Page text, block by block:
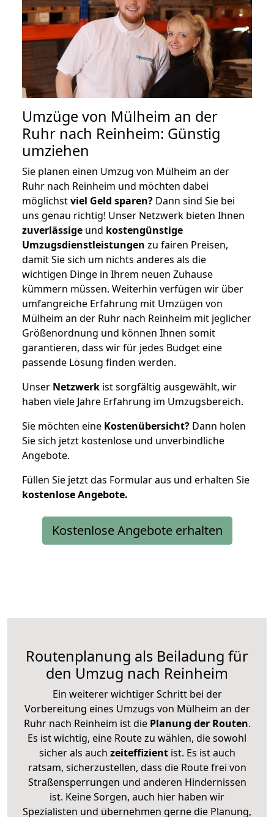
Umzüge von Mülheim an der
Ruhr nach Reinheim: Günstig
umziehen
Sie planen einen Umzug von Mülheim an der
Ruhr nach Reinheim und möchten dabei
möglichstviel Geld sparen? Dann sind Sie bei
uns genau richtig! Unser Netzwerk bieten Ihnen
zuverlässige und kostengünstige
Umzugsdienstleistungen zu fairen Preisen,
damit Sie sich um nichts anderes als die
wichtigen Dinge in Ihrem neuen Zuhause
kümmern müssen. Weiterhin verfügen wir über
umfangreiche Erfahrung mit Umzügen von
Mülheim an der Ruhr nach Reinheim mit jeglicher
Größenordnung und können Ihnen somit
garantieren, dass wir für jedes Budget eine
passende Lösung finden werden.
Unser Netzwerk ist sorgfältig ausgewählt, wir
haben viele Jahre Erfahrung im Umzugsbereich.
Sie möchten eine Kostenübersicht? Dann holen
Sie sich jetzt kostenlose und unverbindliche
Angebote.
Füllen Sie jetzt das Formular aus und erhalten Sie
kostenloseAngebote.
Kostenlose Angebote erhalten
Routenplanung als Beiladung für
den Umzug nach Reinheim
Ein weiterer wichtiger Schritt bei der
Vorbereitung eines Umzugs von Mülheim an der
Ruhr nach Reinheim ist diePlanung der Routen.
Es ist wichtig, eine Route zu wählen, die sowohl
sicher als auch zeiteffizientist. Es ist auch
ratsam, sicherzustellen, dass die Route frei von
Straßensperrungen und anderen Hindernissen
ist. Keine Sorgen, auch hier haben wir
Spezialisten und übernehmen gerne die Planung,